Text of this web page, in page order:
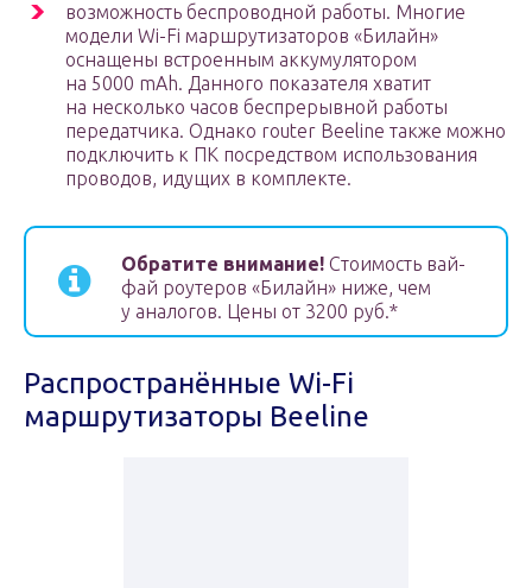
возможность беспроводной работы. Многие
модели Wi-Fi маршрутизаторов «Билайн»
оснащены встроенным аккумулятором
на 5000 mAh. Данного показателя хватит
на несколько часов беспрерывной работы
передатчика. Однако router Beeline также можно
подключить к ПК посредством использования
проводов, идущих в комплекте.
Обратите внимание! Стоимость вай-
фай роутеров «Билайн» ниже, чем
у аналогов. Цены от 3200 руб.*
Распространённые Wi-Fi
маршрутизаторы Beeline